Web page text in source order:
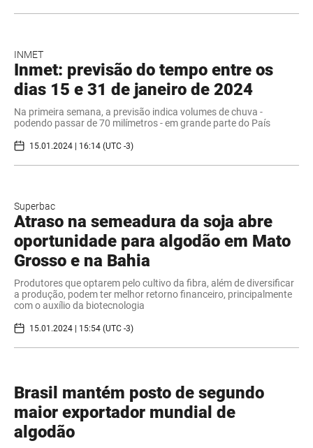
INMET
Inmet: previsão do tempo entre os
dias 15 e 31 de janeiro de 2024
Na primeira semana, a previsão indica volumes de chuva -
podendo passar de 70 milímetros - em grande parte do País
15.01.2024 | 16:14 (UTC -3)
Superbac
Atraso na semeadura da soja abre
oportunidade para algodão em Mato
Grosso e na Bahia
Produtores que optarem pelo cultivo da fibra, além de diversificar
a produção, podem ter melhor retorno financeiro, principalmente
com o auxílio da biotecnologia
15.01.2024 | 15:54 (UTC -3)
Brasil mantém posto de segundo
maior exportador mundial de
algodão